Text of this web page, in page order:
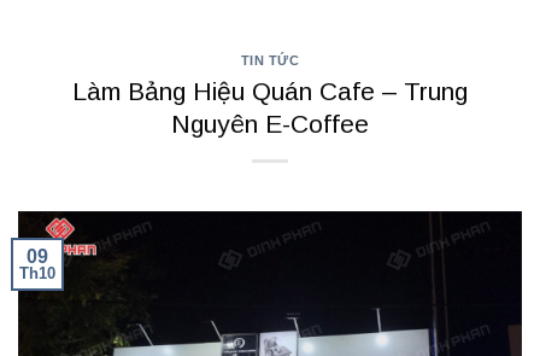
TIN TỨC
Làm Bảng Hiệu Quán Cafe – Trung
Nguyên E-Coffee
09
Th10